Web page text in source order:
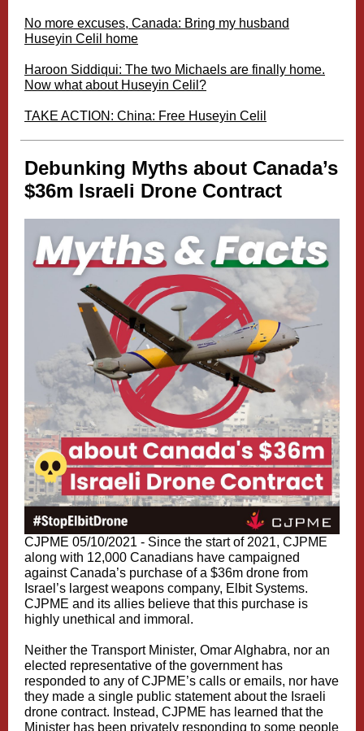
No more excuses, Canada: Bring my husband
Huseyin Celil home
Haroon Siddiqui: The two Michaels are finally home.
Now what about Huseyin Celil?
TAKE ACTION: China: Free Huseyin Celil
Debunking Myths about Canada’s
$36m Israeli Drone Contract
CJPME 05/10/2021 - Since the start of 2021, CJPME
along with 12,000 Canadians have campaigned
against Canada’s purchase of a $36m drone from
Israel’s largest weapons company, Elbit Systems.
CJPME and its allies believe that this purchase is
highly unethical and immoral.
Neither the Transport Minister, Omar Alghabra, nor an
elected representative of the government has
responded to any of CJPME’s calls or emails, nor have
they made a single public statement about the Israeli
drone contract. Instead, CJPME has learned that the
Minister has been privately responding to some people